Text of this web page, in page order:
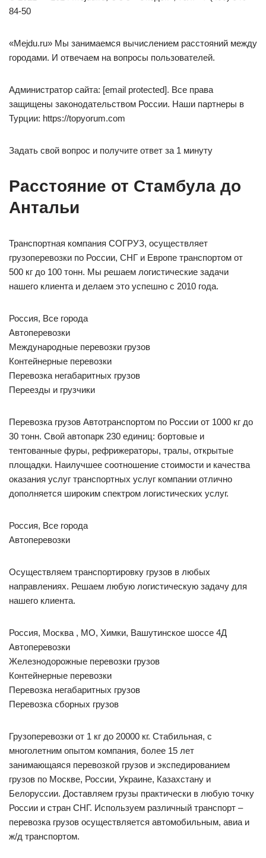
84-50
«Mejdu.ru» Мы занимаемся вычислением расстояний между
городами. И отвечаем на вопросы пользователей.
Администратор сайта: [email protected]. Все права
защищены законодательством России. Наши партнеры в
Турции: https://topyorum.com
Задать свой вопрос и получите ответ за 1 минуту
Расстояние от Стамбула до
Антальи
Транспортная компания СОГРУЗ, осуществляет
грузоперевозки по России, СНГ и Европе транспортом от
500 кг до 100 тонн. Мы решаем логистические задачи
нашего клиента и делаем это успешно с 2010 года.
Россия, Все города
Автоперевозки
Международные перевозки грузов
Контейнерные перевозки
Перевозка негабаритных грузов
Переезды и грузчики
Перевозка грузов Автотранспортом по России от 1000 кг до
30 тонн. Свой автопарк 230 единиц: бортовые и
тентованные фуры, рефрижераторы, тралы, открытые
площадки. Наилучшее соотношение стоимости и качества
оказания услуг транспортных услуг компании отлично
дополняется широким спектром логистических услуг.
Россия, Все города
Автоперевозки
Осуществляем транспортировку грузов в любых
направлениях. Решаем любую логистическую задачу для
нашего клиента.
Россия, Москва , МО, Химки, Вашутинское шоссе 4Д
Автоперевозки
Железнодорожные перевозки грузов
Контейнерные перевозки
Перевозка негабаритных грузов
Перевозка сборных грузов
Грузоперевозки от 1 кг до 20000 кг. Стабильная, с
многолетним опытом компания, более 15 лет
занимающаяся перевозкой грузов и экспедированием
грузов по Москве, России, Украине, Казахстану и
Белоруссии. Доставляем грузы практически в любую точку
России и стран СНГ. Используем различный транспорт –
перевозка грузов осуществляется автомобильным, авиа и
ж/д транспортом.